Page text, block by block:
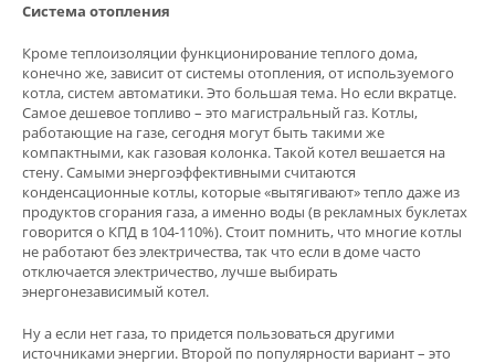
Система отопления
Кроме теплоизоляции функционирование теплого дома,
конечно же, зависит от системы отопления, от используемого
котла, систем автоматики. Это большая тема. Но если вкратце.
Самое дешевое топливо – это магистральный газ. Котлы,
работающие на газе, сегодня могут быть такими же
компактными, как газовая колонка. Такой котел вешается на
стену. Самыми энергоэффективными считаются
конденсационные котлы, которые «вытягивают» тепло даже из
продуктов сгорания газа, а именно воды (в рекламных буклетах
говорится о КПД в 104-110%). Стоит помнить, что многие котлы
не работают без электричества, так что если в доме часто
отключается электричество, лучше выбирать
энергонезависимый котел.
Ну а если нет газа, то придется пользоваться другими
источниками энергии. Второй по популярности вариант – это